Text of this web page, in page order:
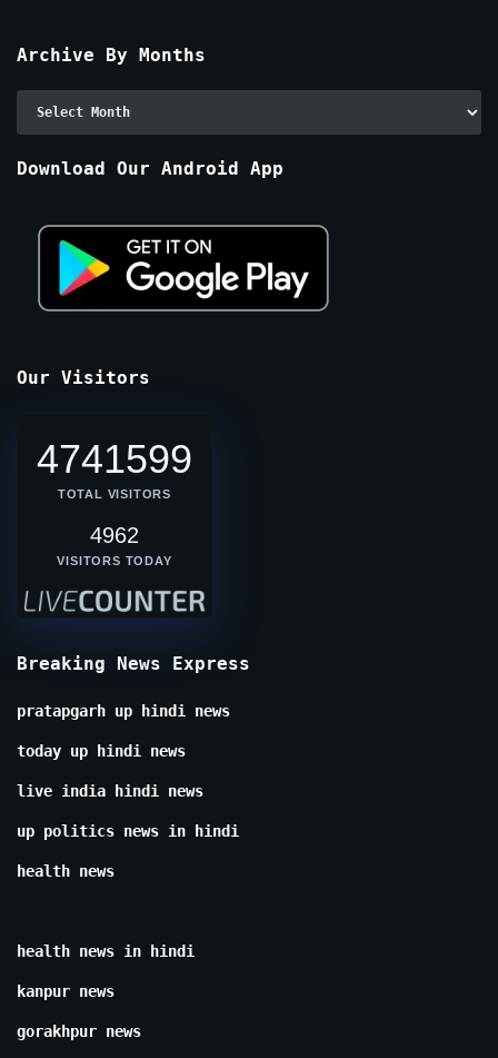
Archive By Months
Download Our Android App
Our Visitors
4741599
TOTAL VISITORS
4962
VISITORS TODAY
Breaking News Express
pratapgarh up hindi news
today up hindi news
live india hindi news
up politics news in hindi
health news
health news in hindi
kanpur news
gorakhpur news